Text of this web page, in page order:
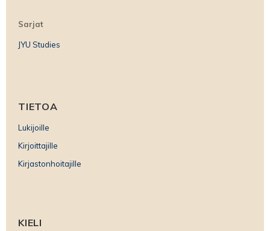
Sarjat
JYU Studies
TIETOA
Lukijoille
Kirjoittajille
Kirjastonhoitajille
KIELI